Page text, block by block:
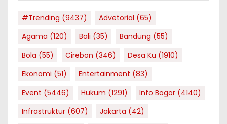
#Trending (9437) Advetorial (65)
Agama (120) Bali (35) Bandung (55)
Bola (55) Cirebon (346) Desa Ku (1910)
Ekonomi (51) Entertainment (83)
Event (5446) Hukum (1291) Info Bogor (4140)
Infrastruktur (607) Jakarta (42)